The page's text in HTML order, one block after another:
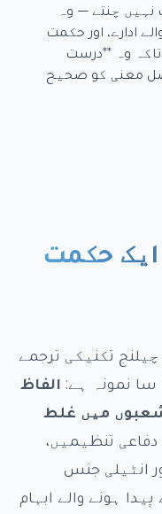
نہیں چنتے — وہ
ادارے، اور حکمت
وہ **درست
معنی کو صحیح
ایک حکمت
چیلنج تکنیکی ترجمے
سا نمونہ ہے: الفاظ
میں غلط
دفاعی تنظیمیں،
انٹیلی جنس
ہونے والے ابہام